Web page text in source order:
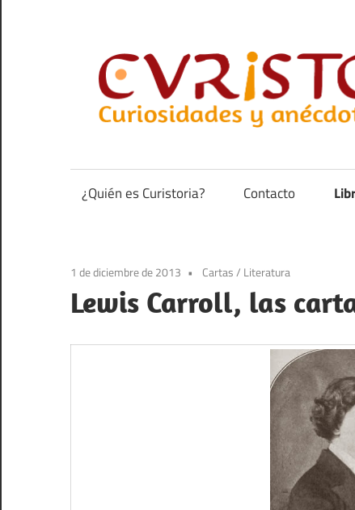
contenido
anécdotas
de
¿Quién es Curistoria? Contacto
1 de diciembre de 2013 Cartas/ Literatura
Lewis Carroll, las